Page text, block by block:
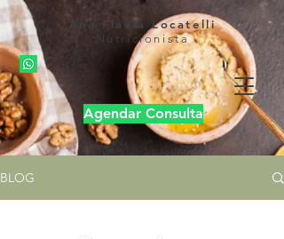
Agendar Consulta
Ana Flávia Locatelli
Nutricionista
BLOG